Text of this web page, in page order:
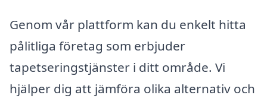
Genom vår plattform kan du enkelt hitta
pålitliga företag som erbjuder
tapetseringstjänster i ditt område. Vi
hjälper dig att jämföra olika alternativ och